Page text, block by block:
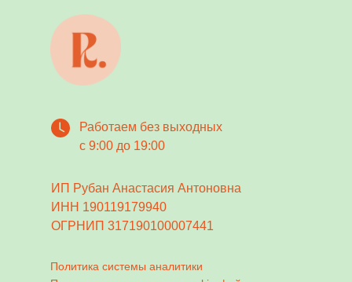
Политика системы аналитики
Работаем без выходных
с 9:00 до 19:00
ИП Рубан Анастасия Антоновна
ИНН 190119179940
ОГРНИП 317190100007441